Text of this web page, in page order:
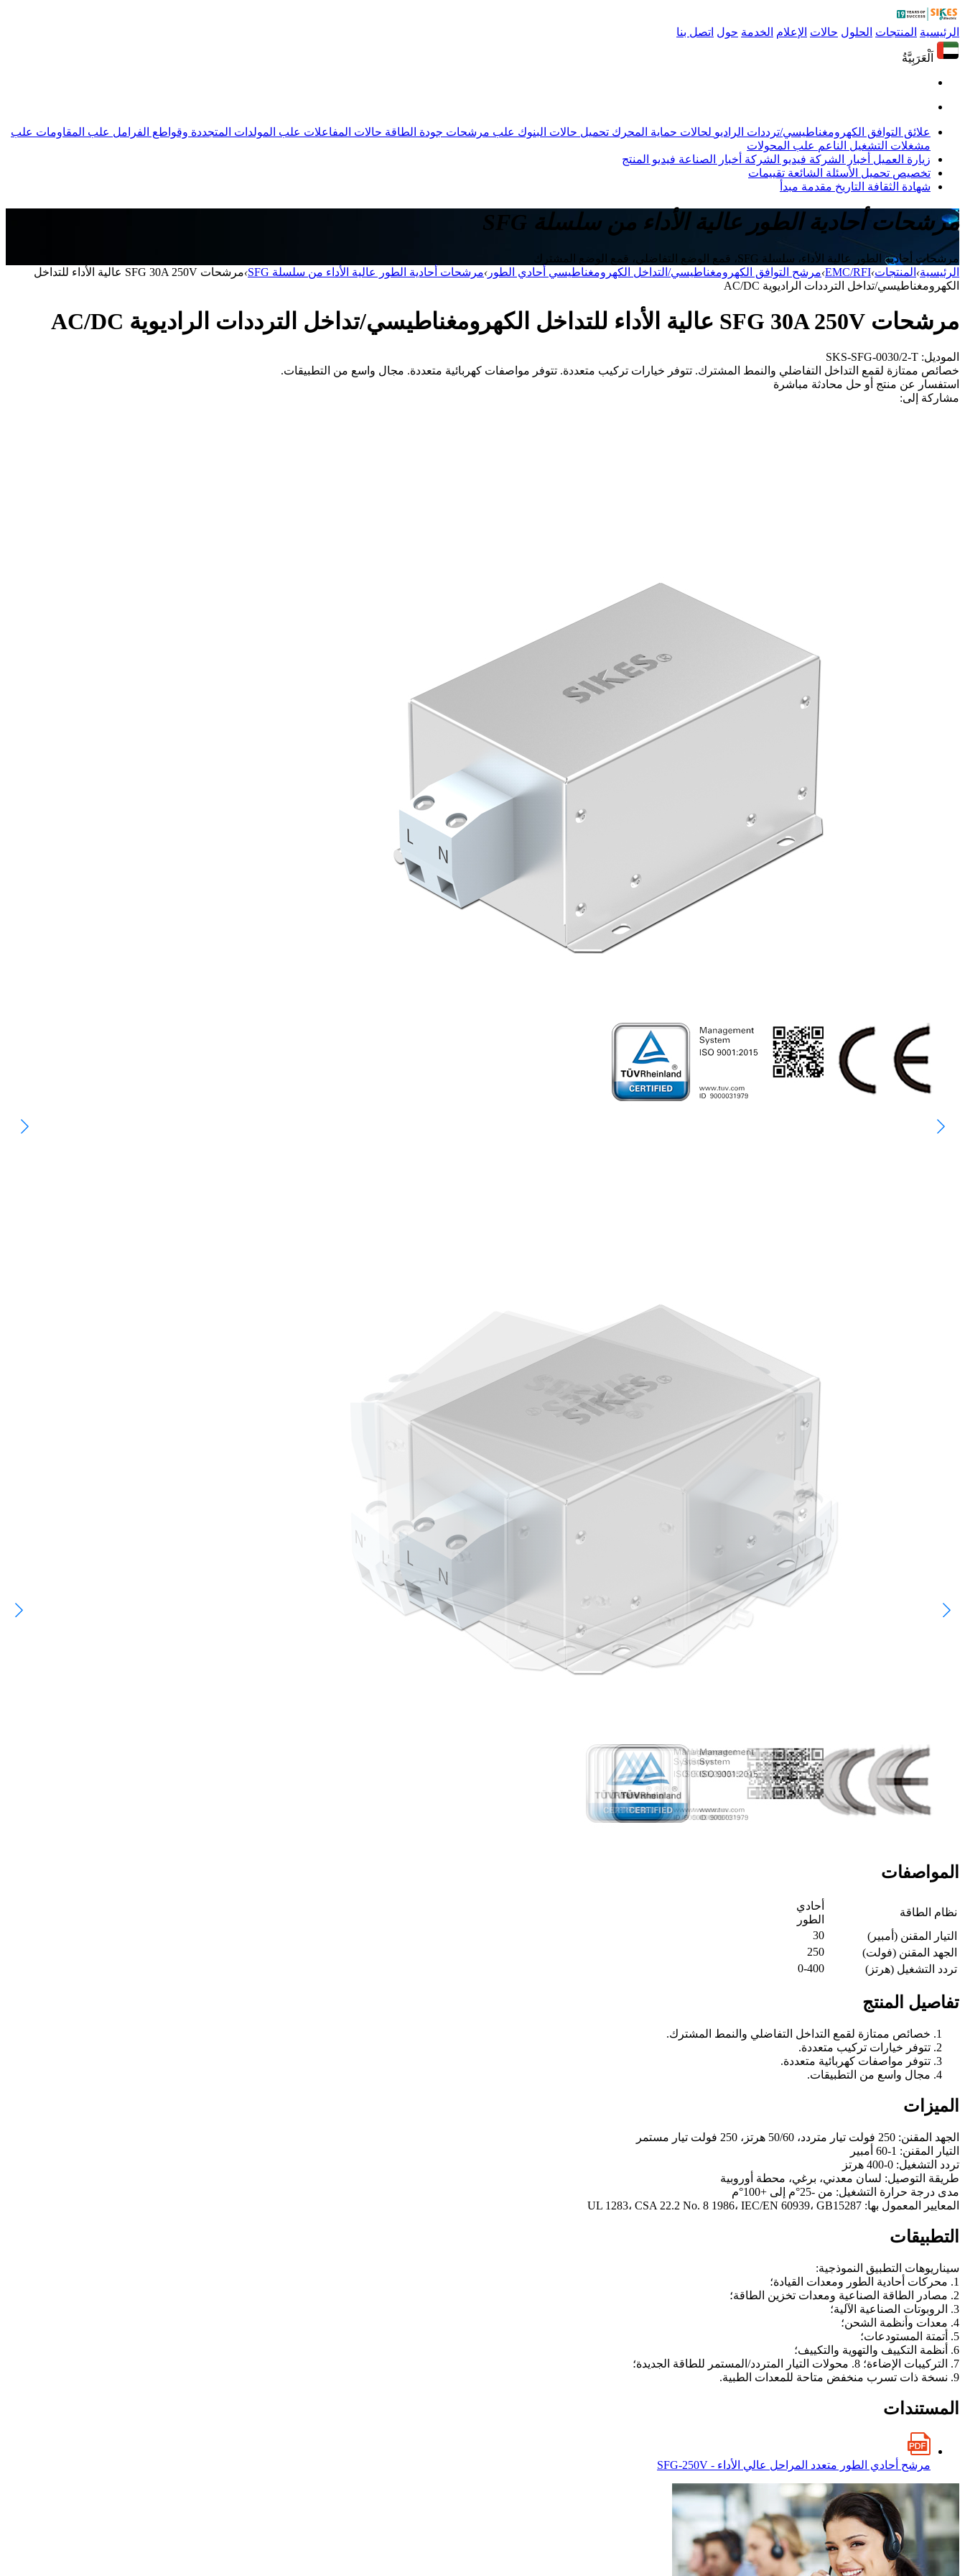
الرئيسية المنتجات الحلول حالات الإعلام الخدمة حول اتصل بنا
اَلْعَرَبِيَّةُ
علائق التوافق الكهرومغناطيسي/ترددات الراديو لحالات حماية المحرك تحميل حالات البنوك علب مرشحات جودة الطاقة حالات المفاعلات علب المولدات المتجددة وقواطع الفرامل علب المقاومات علب
مشغلات التشغيل الناعم علب المحولات
زيارة العميل أخبار الشركة فيديو الشركة أخبار الصناعة فيديو المنتج
تخصيص تحميل الأسئلة الشائعة تقييمات
شهادة الثقافة التاريخ مقدمة مبدأ
مرشحات أحادية الطور عالية الأداء من سلسلة SFG
مرشحات أحادية الطور عالية الأداء، سلسلة SFG، قمع الوضع التفاضلي، قمع الوضع المشترك
الرئيسية› المنتجات›
EMC/RFI
›مرشح التوافق الكهرومغناطيسي/التداخل الكهرومغناطيسي أحادي الطور ›مرشحات أحادية الطور عالية الأداء من سلسلة SFG ›
مرشحات SFG 30A 250V عالية الأداء للتداخل
الكهرومغناطيسي/تداخل الترددات الراديوية AC/DC
مرشحات SFG 30A 250V عالية الأداء للتداخل الكهرومغناطيسي/تداخل الترددات الراديوية AC/DC
الموديل: SKS-SFG-0030/2-T
خصائص ممتازة لقمع التداخل التفاضلي والنمط المشترك. تتوفر خيارات تركيب متعددة. تتوفر مواصفات كهربائية متعددة. مجال واسع من التطبيقات.
استفسار عن منتج أو حل محادثة مباشرة
مشاركة إلى:
المواصفات
نظام الطاقة
أحادي
الطور
التيار المقنن (أمبير)
30
الجهد المقنن (فولت)
250
تردد التشغيل (هرتز)
0-400
تفاصيل المنتج
خصائص ممتازة لقمع التداخل التفاضلي والنمط المشترك.
تتوفر خيارات تركيب متعددة.
تتوفر مواصفات كهربائية متعددة.
مجال واسع من التطبيقات.
الميزات
الجهد المقنن: 250 فولت تيار متردد، 50/60 هرتز، 250 فولت تيار مستمر
التيار المقنن: 1-60 أمبير
تردد التشغيل: 0-400 هرتز
طريقة التوصيل: لسان معدني، برغي، محطة أوروبية
مدى درجة حرارة التشغيل: من -25°م إلى +100°م
المعايير المعمول بها: UL 1283، CSA 22.2 No. 8 1986، IEC/EN 60939، GB15287
التطبيقات
سيناريوهات التطبيق النموذجية:
1. محركات أحادية الطور ومعدات القيادة؛
2. مصادر الطاقة الصناعية ومعدات تخزين الطاقة؛
3. الروبوتات الصناعية الآلية؛
4. معدات وأنظمة الشحن؛
5. أتمتة المستودعات؛
6. أنظمة التكييف والتهوية والتكييف؛
7. التركيبات الإضاءة؛ 8. محولات التيار المتردد/المستمر للطاقة الجديدة؛
9. نسخة ذات تسرب منخفض متاحة للمعدات الطبية.
المستندات
مرشح أحادي الطور متعدد المراحل عالي الأداء - SFG-250V